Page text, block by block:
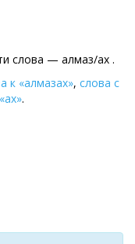
слова — алмаз/ах .
к «алмазах», слова с
.